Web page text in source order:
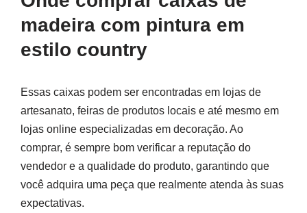
madeira com pintura em
estilo country
Essas caixas podem ser encontradas em lojas de
artesanato, feiras de produtos locais e até mesmo em
lojas online especializadas em decoração. Ao
comprar, é sempre bom verificar a reputação do
vendedor e a qualidade do produto, garantindo que
você adquira uma peça que realmente atenda às suas
expectativas.